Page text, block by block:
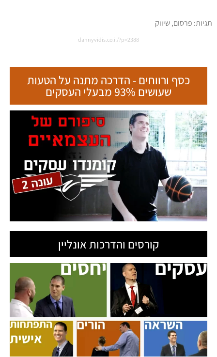
תגיות: פרסום,שיווק
dannyvidis.co.il/?p=2388
כסף ורווחים - הדרכה מתנה על הטעות
שעושים 93% מבעלי העסקים
קורסים והדרכות אונליין